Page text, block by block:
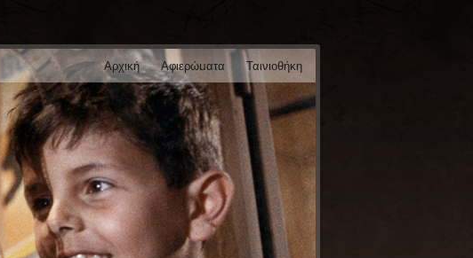
Αρχική Αφιερώματα Ταινιοθήκη